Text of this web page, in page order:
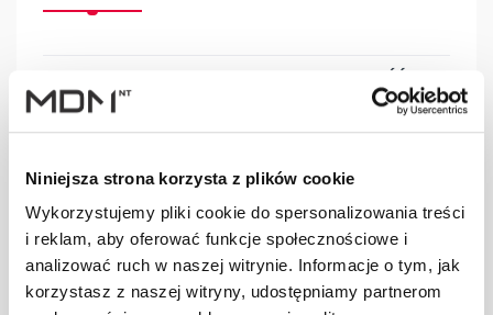
Niniejsza strona korzysta z plików cookie
Wykorzystujemy pliki cookie do spersonalizowania treści
i reklam, aby oferować funkcje społecznościowe i
analizować ruch w naszej witrynie. Informacje o tym, jak
korzystasz z naszej witryny, udostępniamy partnerom
ILOŚĆ
Uchwyt płotka
mm DB/DC
Uchwyt płotka
przeciwśn. 155
mm DB/DC
szt –